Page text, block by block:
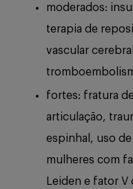
moderados:
terapia de
vascular
fortes: fratura
articulação,
espinhal, uso
mulheres com
Leiden e fator